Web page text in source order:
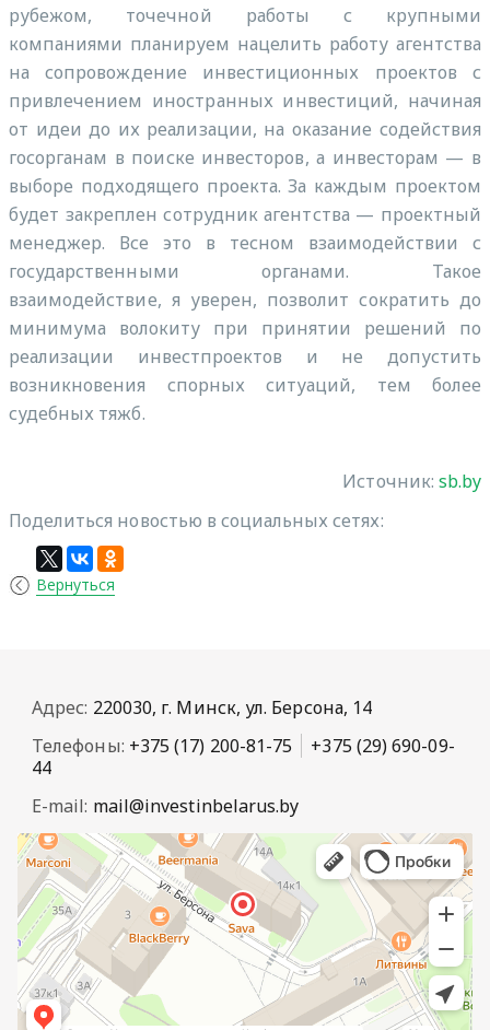
рубежом, точечной работы с крупными
компаниями планируем нацелить работу агентства
на сопровождение инвестиционных проектов с
привлечением иностранных инвестиций, начиная
от идеи до их реализации, на оказание содействия
госорганам в поиске инвесторов, а инвесторам — в
выборе подходящего проекта. За каждым проектом
будет закреплен сотрудник агентства — проектный
менеджер. Все это в тесном взаимодействии с
государственными органами. Такое
взаимодействие, я уверен, позволит сократить до
минимума волокиту при принятии решений по
реализации инвестпроектов и не допустить
возникновения спорных ситуаций, тем более
судебных тяжб.
Источник: sb.by
Поделиться новостью в социальных сетях:
Вернуться
Адрес: 220030, г. Минск, ул. Берсона, 14
Телефоны: +375 (17) 200-81-75
+375 (29) 690-09-
44
E-mail: mail@investinbelarus.by